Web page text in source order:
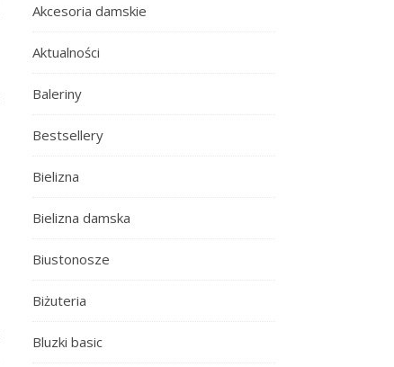
Akcesoria damskie
Aktualności
Baleriny
Bestsellery
Bielizna
Bielizna damska
Biustonosze
Biżuteria
Bluzki basic